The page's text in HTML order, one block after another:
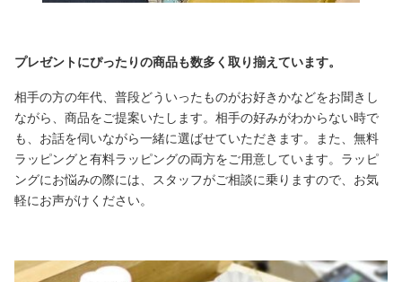
プレゼントにぴったりの商品も数多く取り揃えています。
相手の方の年代、普段どういったものがお好きかなどをお聞きし
ながら、商品をご提案いたします。相手の好みがわからない時で
も、お話を伺いながら一緒に選ばせていただきます。また、無料
ラッピングと有料ラッピングの両方をご用意しています。ラッピ
ングにお悩みの際には、スタッフがご相談に乗りますので、お気
軽にお声がけください。